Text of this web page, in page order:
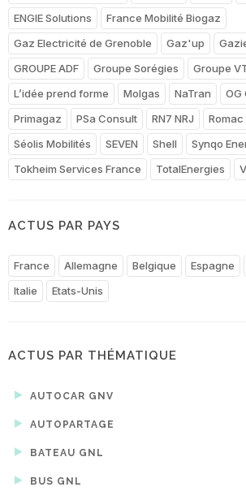
ENGIE Solutions
France Mobilité Biogaz
Gaz Electricité de Grenoble
Gaz'up
GROUPE ADF
Groupe Sorégies Groupe
L’idée prend forme
Molgas NaTran
OG
Primagaz
PSa Consult RN7 NRJ
Romac
Séolis Mobilités
SEVEN Shell Synqo
Tokheim Services France
TotalEnergies
ACTUS PAR PAYS
France Allemagne Belgique Espagne
Italie
Etats-Unis
ACTUS PAR THÉMATIQUE
AUTOCAR GNV
AUTOPARTAGE
BATEAU GNL
BUS GNL